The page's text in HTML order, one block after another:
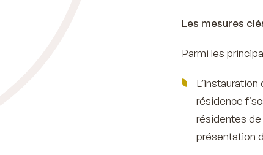
Les mesures
Parmi les
résidence
résidentes de
présentation